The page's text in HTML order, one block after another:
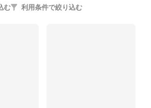
む 利用条件で絞り込む